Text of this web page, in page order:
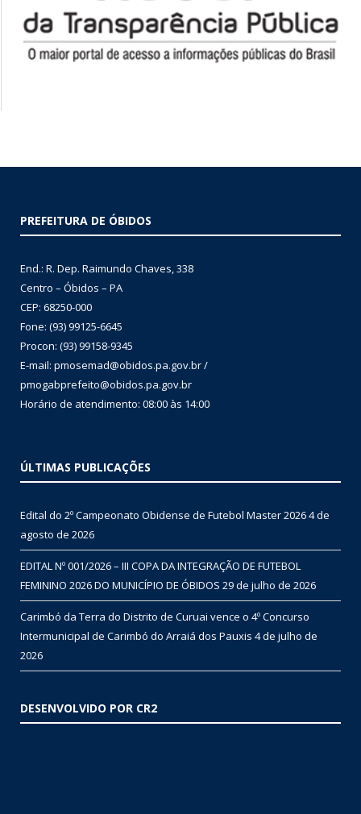
PREFEITURA DE ÓBIDOS
End.: R. Dep. Raimundo Chaves, 338
Centro – Óbidos – PA
CEP: 68250-000
Fone: (93) 99125-6645
Procon: (93) 99158-9345
E-mail: pmosemad@obidos.pa.gov.br /
pmogabprefeito@obidos.pa.gov.br
Horário de atendimento: 08:00 às 14:00
ÚLTIMAS PUBLICAÇÕES
Edital do 2º Campeonato Obidense de Futebol Master 20264 de
agosto de 2026
EDITAL Nº 001/2026 – III COPA DA INTEGRAÇÃO DE FUTEBOL
FEMININO 2026 DO MUNICÍPIO DE ÓBIDOS 29 de julho de 2026
Carimbó da Terra do Distrito de Curuai vence o 4º Concurso
Intermunicipal de Carimbó do Arraiá dos Pauxis 4 de julho de
2026
DESENVOLVIDO POR CR2